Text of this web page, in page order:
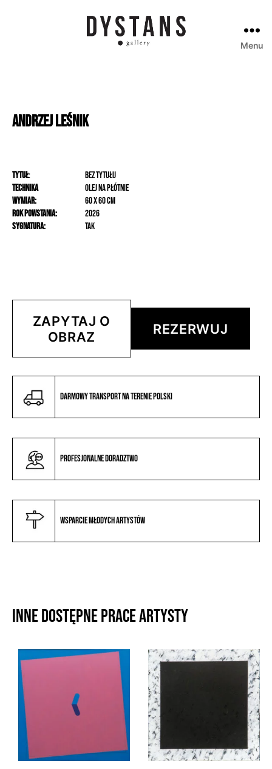
Menu
AndrzejLeśnik
Tytuł:
Bez tytułu
Technika
olej na płótnie
Wymiar:
60 x 60 cm
Rok powstania:
2026
Sygnatura:
Tak
ZAPYTAJ O
OBRAZ
REZERWUJ
Darmowy transport na terenie Polski
Profesjonalne doradztwo
Wsparcie młodych artystów
Inne dostępne prace artysty